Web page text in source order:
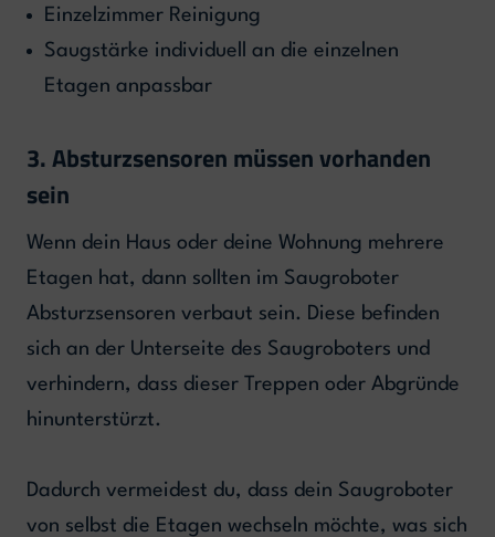
Einzelzimmer Reinigung
Saugstärke individuell an die einzelnen
Etagen anpassbar
3. Absturzsensoren müssen vorhanden
sein
Wenn dein Haus oder deine Wohnung mehrere
Etagen hat, dann sollten im Saugroboter
Absturzsensoren verbaut sein. Diese befinden
sich an der Unterseite des Saugroboters und
verhindern, dass dieser Treppen oder Abgründe
hinunterstürzt.
Dadurch vermeidest du, dass dein Saugroboter
von selbst die Etagen wechseln möchte, was sich